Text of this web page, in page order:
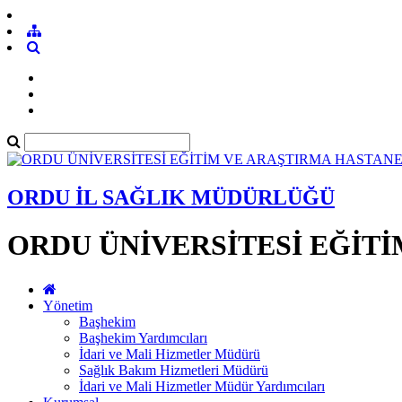
ORDU İL SAĞLIK MÜDÜRLÜĞÜ
ORDU ÜNİVERSİTESİ
Yönetim
Başhekim
Başhekim Yardımcıları
İdari ve Mali Hizmetler Müdürü
Sağlık Bakım Hizmetleri Müdürü
İdari ve Mali Hizmetler Müdür Yardımcıları